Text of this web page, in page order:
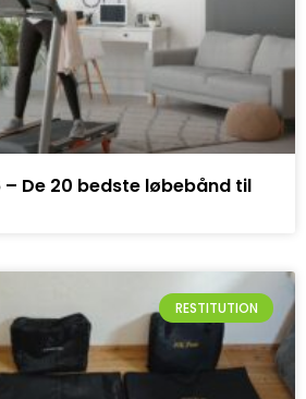
– De 20 bedste løbebånd til
RESTITUTION